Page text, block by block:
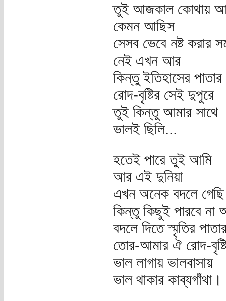
তুই আজকাল কোথায়
কেমন আছিস
সেসব ভেবে নষ্ট করার
নেই এখন আর
কিন্তু ইতিহাসের পাতার
রোদ-বৃষ্টির সেই দুপুরে
তুই কিন্তু আমার সাথে
ভালই ছিলি...
হতেই পারে তুই আমি
আর এই দুনিয়া
এখন অনেক বদলে গেছি
কিন্তু কিছুই পারবে না
বদলে দিতে স্মৃতির
তোর-আমার ঐ রোদ-
ভাল লাগায় ভালবাসায়
ভাল থাকার কাব্যগাঁথা।